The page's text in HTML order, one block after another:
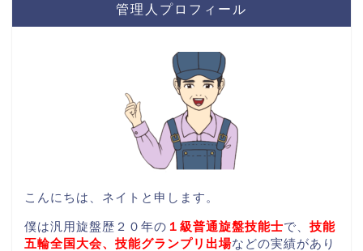
管理人プロフィール
こんにちは、ネイトと申します。
僕は汎用旋盤歴２０年の １級普通旋盤技能士で、 技能
五輪全国大会、技能グランプリ出場などの実績があり